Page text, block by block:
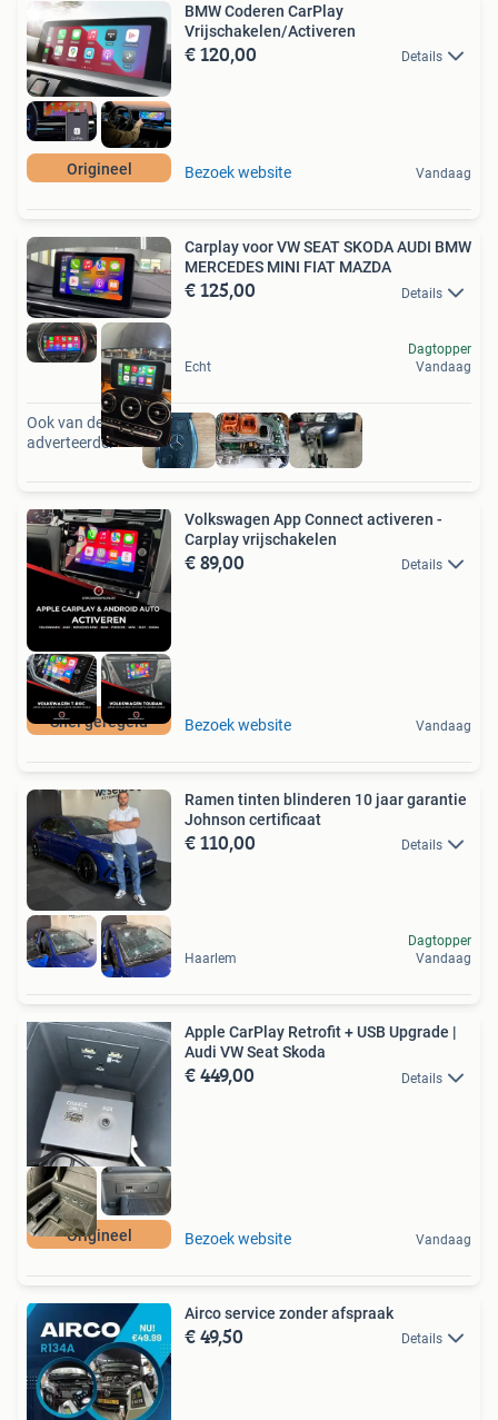
Origineel
BMW Coderen CarPlay
Vrijschakelen/Activeren
€ 120,00 Details
Bezoek website Vandaag
Carplay voor VW SEAT SKODA AUDI BMW
MERCEDES MINI FIAT MAZDA
€ 125,00 Details
Echt
Dagtopper
Vandaag
Ook van deze
adverteerder
Snel geregeld
Volkswagen App Connect activeren -
Carplay vrijschakelen
€ 89,00 Details
Bezoek website Vandaag
Ramen tinten blinderen 10 jaar garantie
Johnson certificaat
€ 110,00 Details
Haarlem
Dagtopper
Vandaag
Origineel
Apple CarPlay Retrofit + USB Upgrade |
Audi VW Seat Skoda
€ 449,00 Details
Bezoek website Vandaag
Airco service zonder afspraak
€ 49,50 Details